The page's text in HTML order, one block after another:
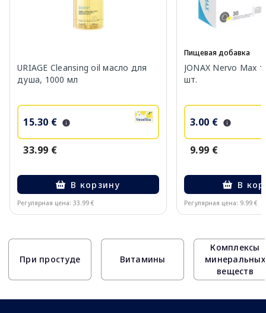
URIAGE Cleansing oil масло для
душа, 1000 мл
15.30 €
33.99 €
В корзину
Регулярная цена: 33.99 €
Пищевая добавка
JONAX Nervo Max
шт.
3.00 €
9.99 €
В
Регулярная цена: 9.99 €
При простуде Витамины
Комплексы
минеральных
веществ